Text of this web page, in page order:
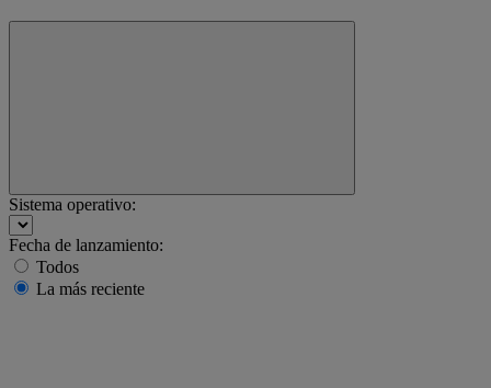
Sistema operativo:
Fecha de lanzamiento:
Todos
La más reciente